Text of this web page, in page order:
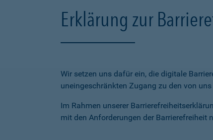
Erklärung zur
Wir setzen uns dafür ein, die digitale
uneingeschränkten Zugang zu den von
Im Rahmen unserer
mit den Anforderungen der Barrierefreiheit